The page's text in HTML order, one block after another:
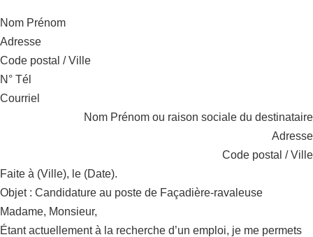
Nom Prénom
Adresse
Code postal / Ville
N° Tél
Courriel
Nom Prénom ou raison sociale du destinataire
Adresse
Code postal / Ville
Faite à (Ville), le (Date).
Objet : Candidature au poste de Façadière-ravaleuse
Madame, Monsieur,
Étant actuellement à la recherche d’un emploi, je me permets